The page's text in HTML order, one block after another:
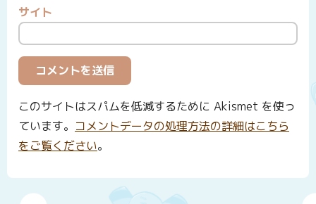
サイト
このサイトはスパムを低減するために Akismet を使っ
ています。 コメントデータの処理方法の詳細はこちら
をご覧ください。